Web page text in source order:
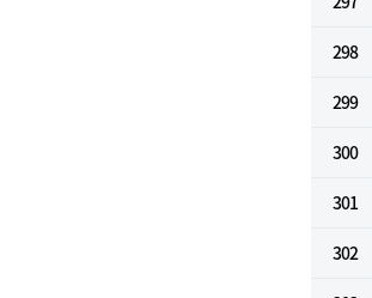
298
299
300
301
302